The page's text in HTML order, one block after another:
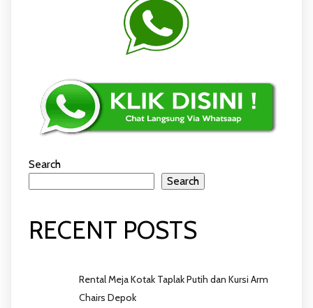
Search
Search
RECENT POSTS
Rental Meja Kotak Taplak Putih dan Kursi Arm
Chairs Depok